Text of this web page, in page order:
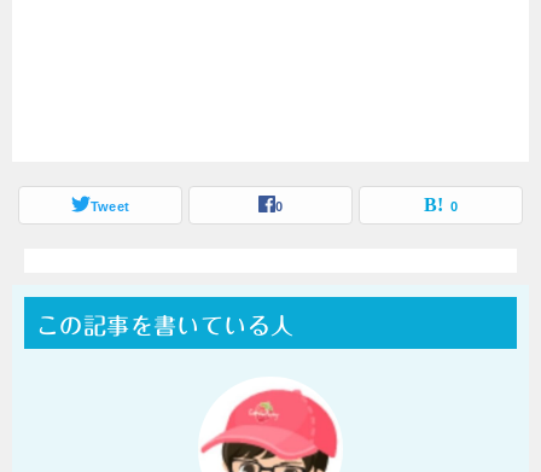
Tweet 0 0
この記事を書いている人